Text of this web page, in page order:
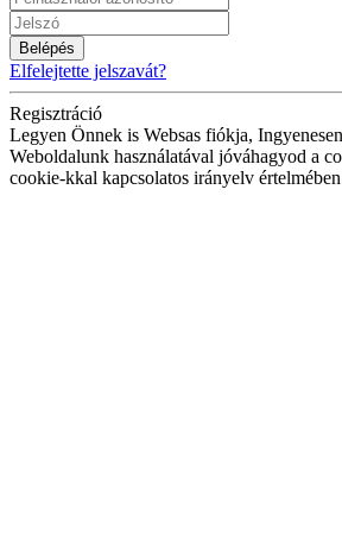
Belépés
Elfelejtette jelszavát?
Regisztráció
Legyen Önnek is Websas fiókja,
Weboldalunk használatával jóváhagyod a
cookie-kkal kapcsolatos irányelv